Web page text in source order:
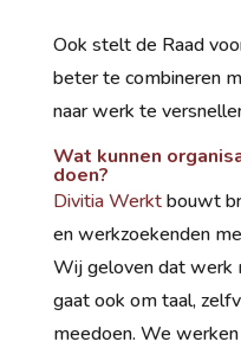
Ook stelt de Raad
beter te combineren
naar werk te
Wat kunnen
doen?
Divitia Werktbouwt
en werkzoekenden
Wij geloven dat werk
gaat ook om taal,
meedoen. We